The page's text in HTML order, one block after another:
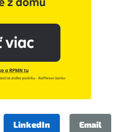
LinkedIn Email